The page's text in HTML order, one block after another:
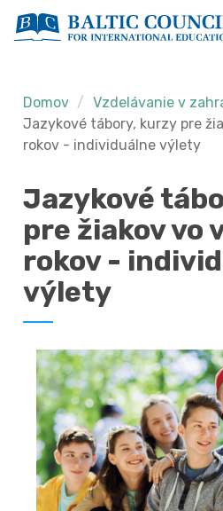
Domov
Vzdelávanie v
Jazykové tábory, kurzy pre
rokov - individuálne výlety
Jazykové
pre žiakov vo
rokov -
výlety